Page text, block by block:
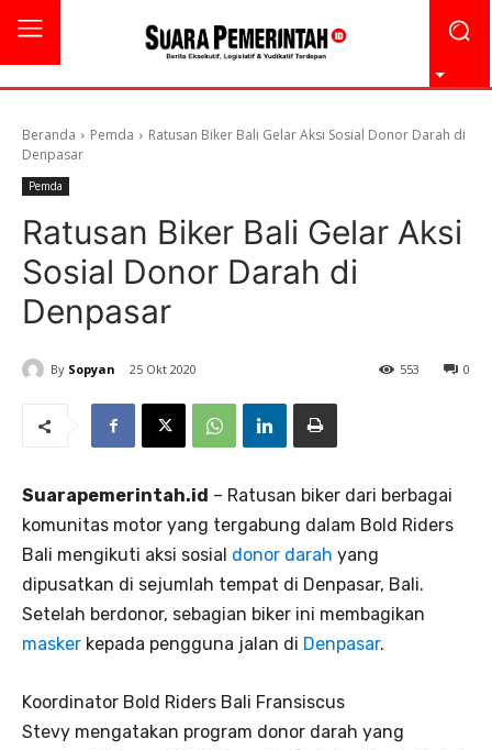
Beranda Pemda
Ratusan Biker Bali Gelar Aksi Sosial Donor Darah di
Denpasar
Pemda
Ratusan Biker Bali Gelar Aksi
Sosial Donor Darah di
Denpasar
By Sopyan 25 Okt 2020 0
553
Suarapemerintah.id – Ratusan biker dari berbagai
komunitas motor yang tergabung dalam Bold Riders
Bali mengikuti aksi sosial donor darah yang
dipusatkan di sejumlah tempat di Denpasar, Bali.
Setelah berdonor, sebagian biker ini membagikan
masker kepada pengguna jalan di Denpasar.
Koordinator Bold Riders Bali Fransiscus
Stevy mengatakan program donor darah yang